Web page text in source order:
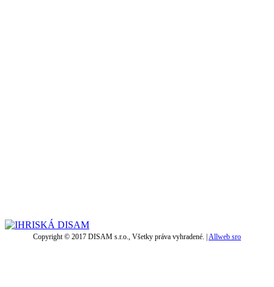
Copyright © 2017 DISAM s.r.o., Všetky práva vyhradené. |Allweb sro